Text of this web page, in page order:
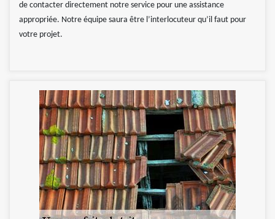
de contacter directement notre service pour une assistance
appropriée. Notre équipe saura être l’interlocuteur qu’il faut pour
votre projet.